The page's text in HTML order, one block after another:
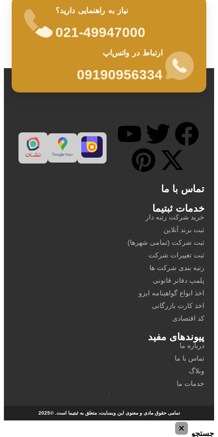
نیاز به راهنمایی دارید؟
021-49947000
ارتباط در واتس‌اپ
09190956334
دار
شهرها)
شرکت
ها
قانونی
ایزو
مفید
حقوق مادی و معنوی این وبسایت، متعلق به ثبتیما است. ©2025